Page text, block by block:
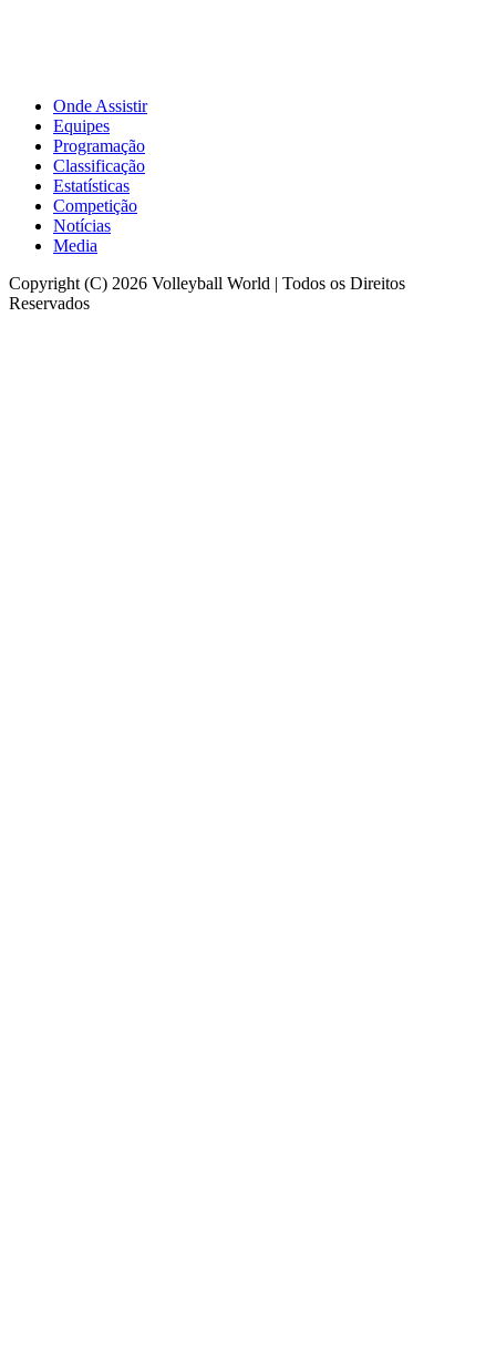
Onde Assistir
Equipes
Programação
Classificação
Estatísticas
Competição
Notícias
Media
Copyright (C) 2026 Volleyball World | Todos os Direitos
Reservados